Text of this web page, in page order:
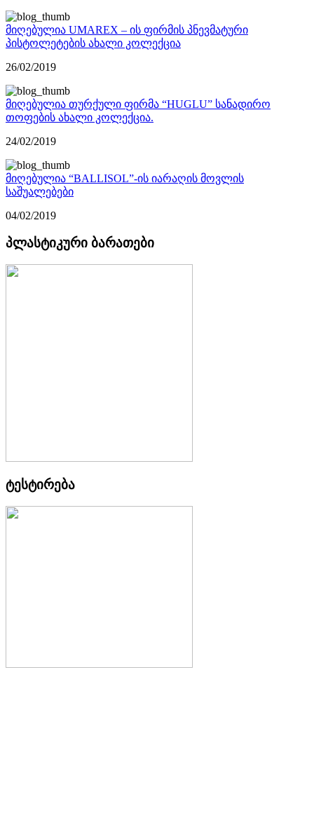
მიღებულია UMAREX – ის ფირმის პნევმატური
პისტოლეტების ახალი კოლექცია
26/02/2019
მიღებულია თურქული ფირმა “HUGLU” სანადირო
თოფების ახალი კოლექცია.
24/02/2019
მიღებულია “BALLISOL”-ის იარაღის მოვლის
საშუალებები
04/02/2019
პლასტიკური ბარათები
ტესტირება